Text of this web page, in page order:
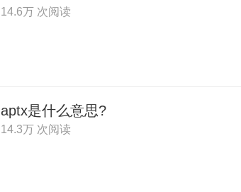
14.6万 次阅读
aptx是什么意思?
14.3万 次阅读